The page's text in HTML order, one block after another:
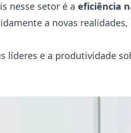
nesse setor é a eficiência
a novas
líderes e a produtividade